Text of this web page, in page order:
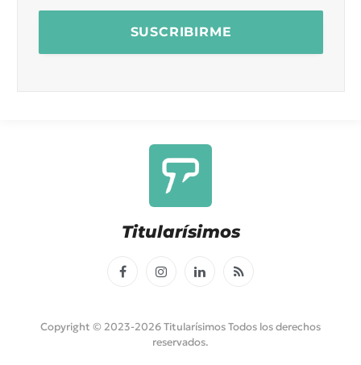
Titularísimos
FacebookInstagramLinkedInRSS
Copyright © 2023-2026 Titularísimos Todos los derechos
reservados.